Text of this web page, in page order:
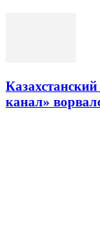
канал»